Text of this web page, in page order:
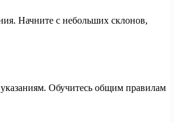
Начните с небольших склонов,
Обучитесь общим правилам